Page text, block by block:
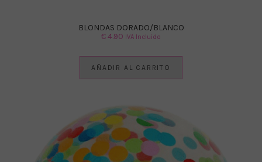
BLONDAS DORADO/BLANCO
€4.90 IVA Incluido
AÑADIR AL CARRITO